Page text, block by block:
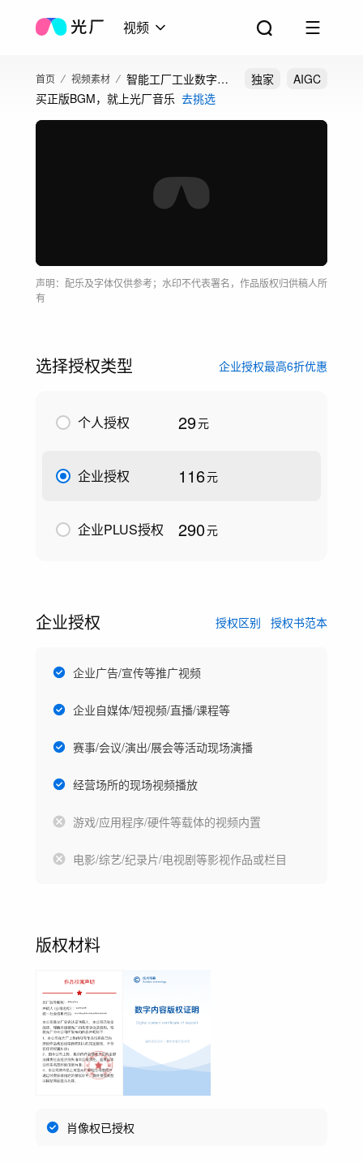
视频
首页 视频素材
智能工厂工业数字化
视频
独家
AIGC
买正版BGM，就上光厂音乐 去挑选
声明：配乐及字体仅供参考；水印不代表署名，作品版权归供稿人所
有
选择授权类型 企业授权最高6折优惠
个人授权 29元
企业授权 116元
企业PLUS授权 290元
企业授权 授权区别 授权书范本
企业广告/宣传等推广视频
企业自媒体/短视频/直播/课程等
赛事/会议/演出/展会等活动现场演播
经营场所的现场视频播放
游戏/应用程序/硬件等载体的视频内置
电影/综艺/纪录片/电视剧等影视作品或栏目
版权材料
肖像权已授权